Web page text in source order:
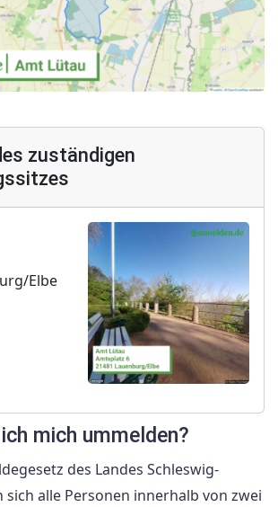
zuständigen
Elbe
mich ummelden?
des Landes Schleswig-
sich alle Personen innerhalb von zwei